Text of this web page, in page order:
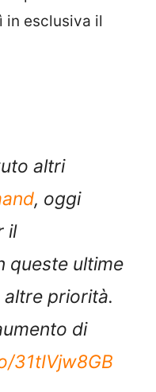
in esclusiva il
altri
, oggi
il
queste ultime
altre priorità.
di
31tIVjw8GB